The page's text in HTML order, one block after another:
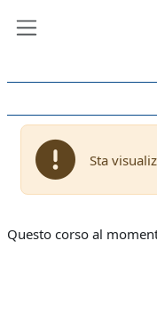
Sta
Questo corso al